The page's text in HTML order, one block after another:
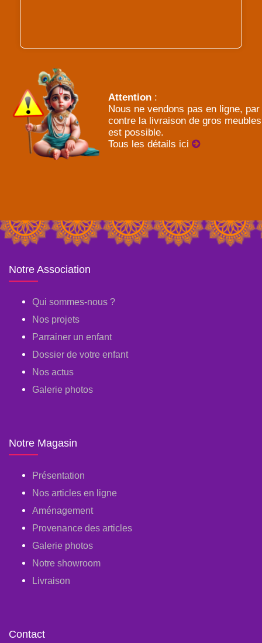
Attention :
Nous ne vendons pas en ligne, par
contre la livraison de gros meubles
est possible.
Tous les détails ici
Notre Association
Qui sommes-nous ?
Nos projets
Parrainer un enfant
Dossier de votre enfant
Nos actus
Galerie photos
Notre Magasin
Présentation
Nos articles en ligne
Aménagement
Provenance des articles
Galerie photos
Notre showroom
Livraison
Contact